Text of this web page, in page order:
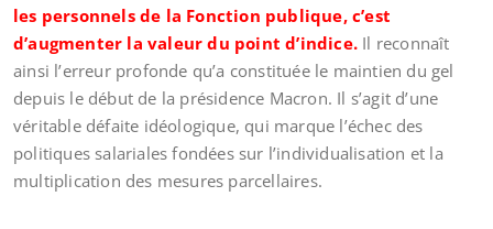
les personnels de la Fonction publique, c’est
d’augmenter la valeur du point d’indice. Il reconnaît
ainsi l’erreur profonde qu’a constituée le maintien du gel
depuis le début de la présidence Macron. Il s’agit d’une
véritable défaite idéologique, qui marque l’échec des
politiques salariales fondées sur l’individualisation et la
multiplication des mesures parcellaires.